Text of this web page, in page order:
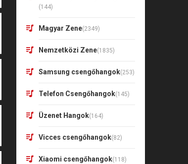
(144)
Magyar Zene(2349)
Nemzetközi Zene(1835)
Samsung csengőhangok(253)
Telefon Csengőhangok(145)
Üzenet Hangok(164)
Vicces csengőhangok(82)
Xiaomi csengőhangok(118)